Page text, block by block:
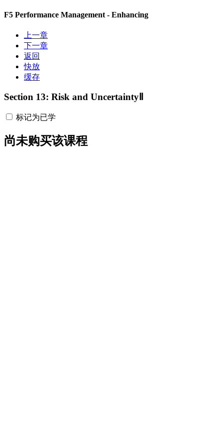
F5 Performance Management - Enhancing
上一章
下一章
返回
快放
缓存
Section 13: Risk and UncertaintyⅡ
标记为已学
尚未购买该课程